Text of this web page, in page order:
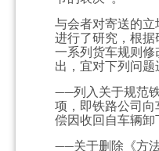
与会者对寄送的
进行了研究，根
一系列货车规则
出，宜对下列问题
——列入关于规范
项，即铁路公司
偿因收回自车辆卸
——关于删除《方